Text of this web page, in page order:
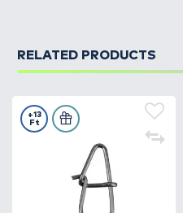
Bőséges színválaszték
RELATED PRODUCTS
+13
Ft